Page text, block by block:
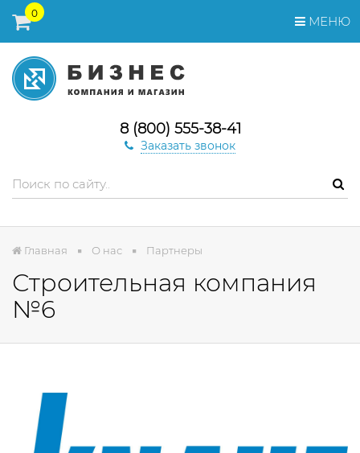
МЕНЮ
0
8 (800) 555-38-41
Заказать звонок
Главная О нас Партнеры
Строительная компания
№6